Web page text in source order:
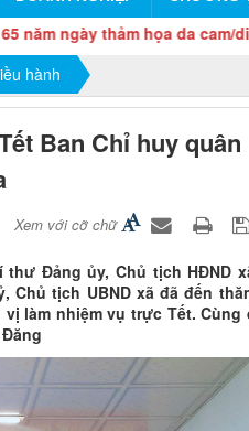
thảm họa da cam/dioxin ở
hành
Ban Chỉ huy quân
Xem với cỡ chữ
thư Đảng ủy, Chủ tịch HĐND
tịch UBND xã đã đến
làm nhiệm vụ trực Tết. Cùng